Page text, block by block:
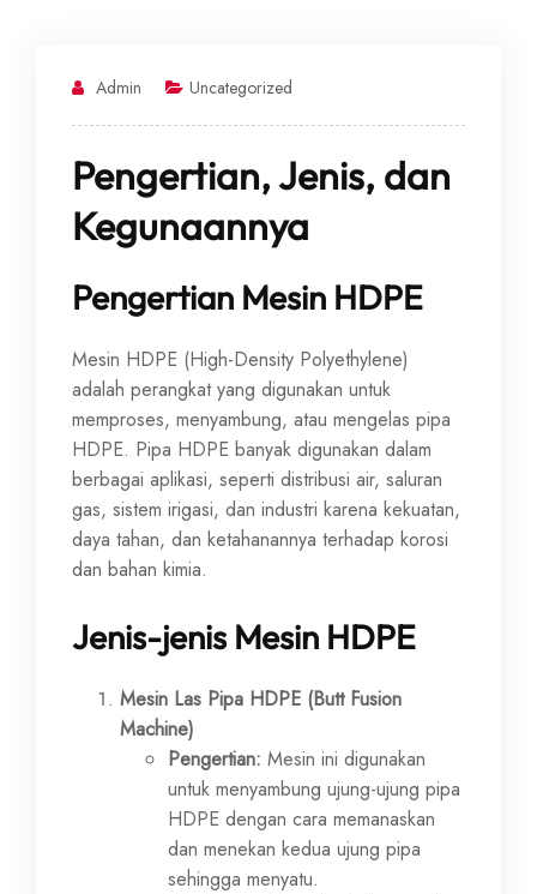
Admin Uncategorized
Pengertian, Jenis, dan
Kegunaannya
Pengertian Mesin HDPE
Mesin HDPE (High-Density Polyethylene)
adalah perangkat yang digunakan untuk
memproses, menyambung, atau mengelas pipa
HDPE. Pipa HDPE banyak digunakan dalam
berbagai aplikasi, seperti distribusi air, saluran
gas, sistem irigasi, dan industri karena kekuatan,
daya tahan, dan ketahanannya terhadap korosi
dan bahan kimia.
Jenis-jenis Mesin HDPE
Mesin Las Pipa HDPE (Butt Fusion
Machine)
Pengertian: Mesin ini digunakan
untuk menyambung ujung-ujung pipa
HDPE dengan cara memanaskan
dan menekan kedua ujung pipa
sehingga menyatu.